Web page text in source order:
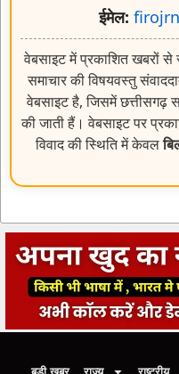
ईमेल:
वेबसाइट में प्रकाशित खबरों
समाचार की विषयवस्तु
वेबसाइट है, जिसमें छत्तीसगढ़
की जाती हैं। वेबसाइट पर
विवाद की स्थिति में केवल